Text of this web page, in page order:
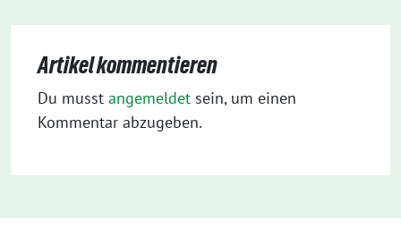
Artikel kommentieren
Du musst angemeldet sein, um einen
Kommentar abzugeben.